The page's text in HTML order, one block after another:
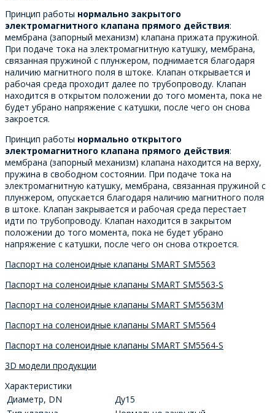
Принцип работы нормально закрытого
электромагнитного клапана прямого действия:
мембрана (запорный механизм) клапана прижата пружиной.
При подаче тока на электромагнитную катушку, мембрана,
связанная пружиной с плунжером, поднимается благодаря
наличию магнитного поля в штоке. Клапан открывается и
рабочая среда проходит далее по трубопроводу. Клапан
находится в открытом положении до того момента, пока не
будет убрано напряжение с катушки, после чего он снова
закроется.
Принцип работы нормально открытого
электромагнитного клапана прямого действия:
мембрана (запорный механизм) клапана находится на верху,
пружина в свободном состоянии. При подаче тока на
электромагнитную катушку, мембрана, связанная пружиной с
плунжером, опускается благодаря наличию магнитного поля
в штоке. Клапан закрывается и рабочая среда перестает
идти по трубопроводу. Клапан находится в закрытом
положении до того момента, пока не будет убрано
напряжение с катушки, после чего он снова откроется.
Паспорт на соленоидные клапаны SMART SM5563
Паспорт на соленоидные клапаны SMART SM5563-S
Паспорт на соленоидные клапаны SMART SM5563M
Паспорт на соленоидные клапаны SMART SM5564
Паспорт на соленоидные клапаны SMART SM5564-S
3D модели продукции
Характеристики
Диаметр, DN
Ду15